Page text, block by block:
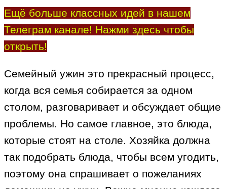
Ещё больше классных идей в нашем
Телеграм канале! Нажми здесь чтобы
открыть!
Семейный ужин это прекрасный процесс,
когда вся семья собирается за одном
столом, разговаривает и обсуждает общие
проблемы. Но самое главное, это блюда,
которые стоят на столе. Хозяйка должна
так подобрать блюда, чтобы всем угодить,
поэтому она спрашивает о пожеланиях